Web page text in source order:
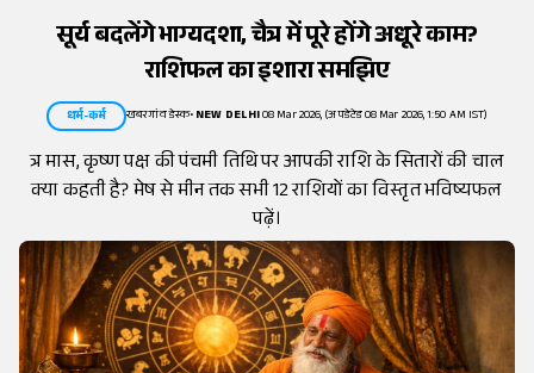
सूर्य बदलेंगे भाग्यदशा, चैत्र में पूरे होंगे अधूरे काम?
राशिफल का इशारा समझिए
धर्म-कर्म खबरगांव डेस्क•NEW DELHI08 Mar 2026, (अपडेटेड 08 Mar 2026, 1:50 AM IST)
त्र मास, कृष्ण पक्ष की पंचमी तिथि पर आपकी राशि के सितारों की चाल
क्या कहती है? मेष से मीन तक सभी 12 राशियों का विस्तृत भविष्यफल
पढ़ें।